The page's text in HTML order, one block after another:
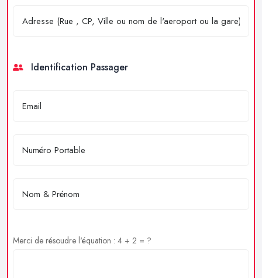
Identification Passager
Merci de résoudre l'équation : 4 + 2 = ?